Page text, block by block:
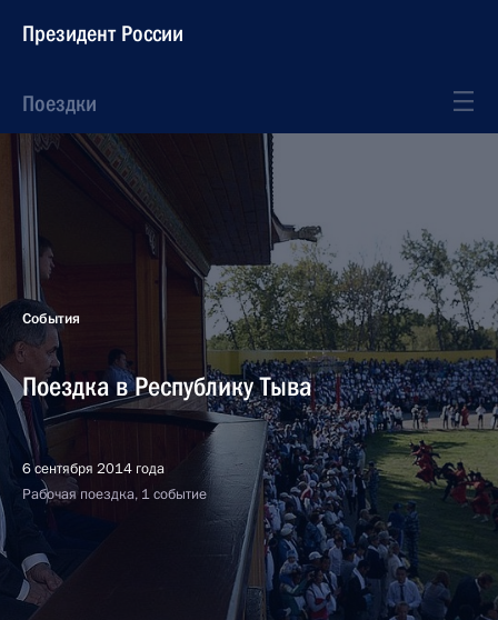
Президент России
Поездки
События
Поездка в Республику Тыва
6 сентября 2014 года
Рабочая поездка, 1 событие